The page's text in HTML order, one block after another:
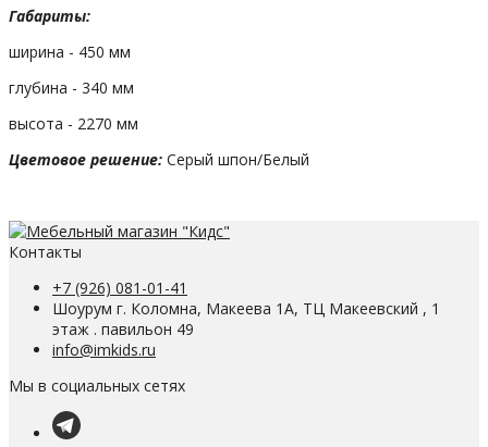
Габариты:
ширина - 450 мм
глубина - 340 мм
высота - 2270 мм
Цветовое решение: Серый шпон/Белый
Контакты
+7 (926) 081-01-41
Шоурум г. Коломна, Макеева 1А, ТЦ Макеевский , 1
этаж . павильон 49
info@imkids.ru
Мы в социальных сетях